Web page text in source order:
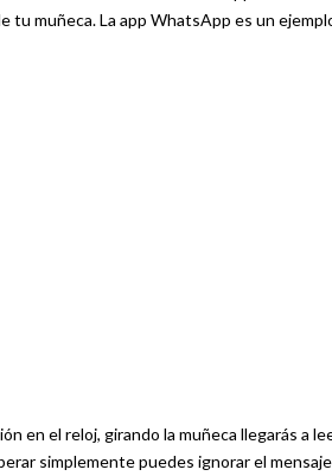
muñeca. La app WhatsApp es un
en el reloj, girando la muñeca llegarás a
simplemente puedes ignorar el